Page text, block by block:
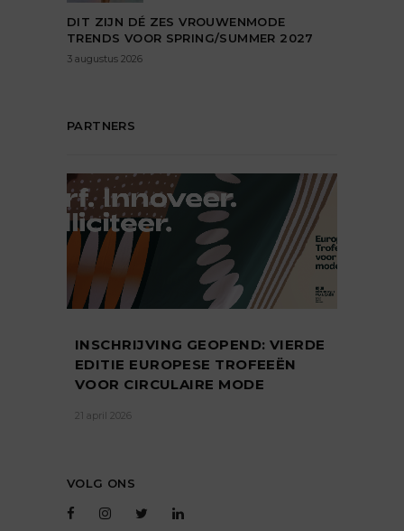
DIT ZIJN DÉ ZES VROUWENMODE
TRENDS VOOR SPRING/SUMMER 2027
3 augustus 2026
PARTNERS
INSCHRIJVING GEOPEND: VIERDE
EDITIE EUROPESE TROFEEËN
VOOR CIRCULAIRE MODE
21 april 2026
VOLG ONS